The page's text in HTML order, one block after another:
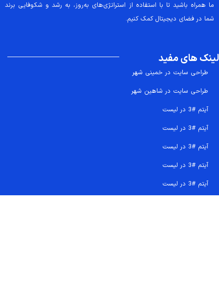
ما همراه باشید تا با استفاده از استراتژی‌های به‌روز، به رشد و شکوفایی برند
شما در فضای دیجیتال کمک کنیم.
لینک های مفید
طراحی سایت در خمینی شهر
طراحی سایت در شاهین شهر
آیتم #3 در لیست
آیتم #3 در لیست
آیتم #3 در لیست
آیتم #3 در لیست
آیتم #3 در لیست